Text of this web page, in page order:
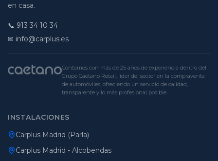
en casa.
📞 913 34 10 34
✉ info@carplus.es
Contamos con más de 25 años de experiencia dentro del
Grupo Caetano Retail, líder del sector en la compraventa
de automóviles, ofreciendo un servicio de calidad,
transparente y lo más profesional posible.
INSTALACIONES
Carplus Madrid (Parla)
Carplus Madrid - Alcobendas